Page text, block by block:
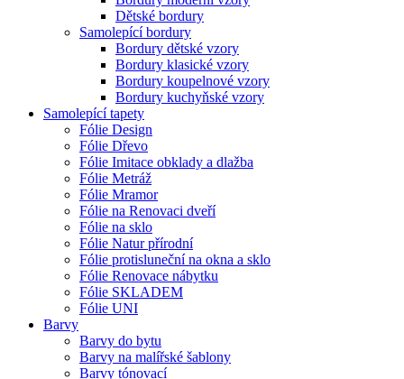
Dětské bordury
Samolepící bordury
Bordury dětské vzory
Bordury klasické vzory
Bordury koupelnové vzory
Bordury kuchyňské vzory
Samolepící tapety
Fólie Design
Fólie Dřevo
Fólie Imitace obklady a dlažba
Fólie Metráž
Fólie Mramor
Fólie na Renovaci dveří
Fólie na sklo
Fólie Natur přírodní
Fólie protisluneční na okna a sklo
Fólie Renovace nábytku
Fólie SKLADEM
Fólie UNI
Barvy
Barvy do bytu
Barvy na malířské šablony
Barvy tónovací